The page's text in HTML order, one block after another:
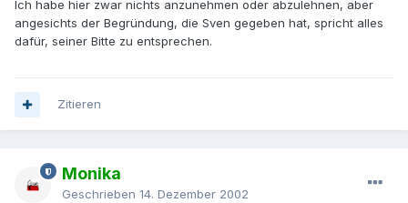
Ich habe hier zwar nichts anzunehmen oder abzulehnen, aber
angesichts der Begründung, die Sven gegeben hat, spricht alles
dafür, seiner Bitte zu entsprechen.
Zitieren
Monika
Geschrieben 14. Dezember 2002